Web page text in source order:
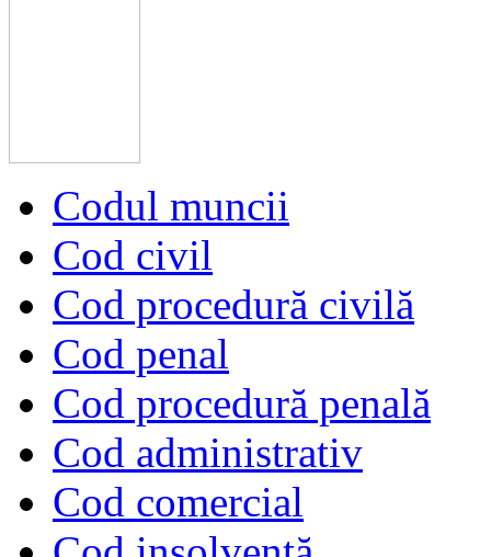
Codul muncii
Cod civil
Cod procedură civilă
Cod penal
Cod procedură penală
Cod administrativ
Cod comercial